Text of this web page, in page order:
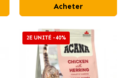
Acheter
2E UNITÉ -40%